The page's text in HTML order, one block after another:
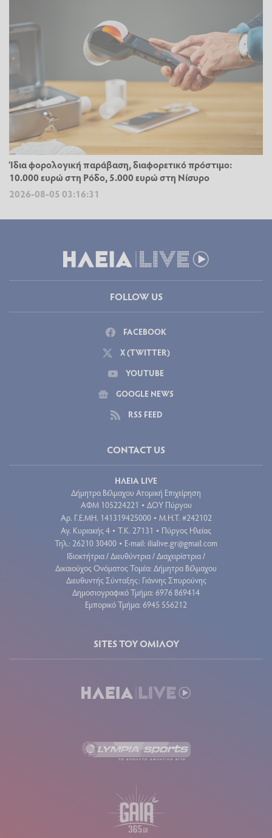
Ίδια φορολογική παράβαση, διαφορετικό πρόστιμο:
10.000 ευρώ στη Ρόδο, 5.000 ευρώ στη Νίσυρο
2026-08-05 03:16:31
FOLLOW US
FACEBOOK
X (TWITTER)
YOUTUBE
GOOGLE NEWS
RSS FEED
CONTACT US
ΗΛΕΙΑ LIVE
Δήμητρα Βέλμαχου Ατομική Επιχείρηση
ΑΦΜ 105224221 • ΔΟΥ Πύργου
Aρ. Γ.Ε.ΜΗ. 141319425000 • Μ.Η.Τ. #242102
Αγ. Κυριακής 4 • Τ.Κ. 27131 • Πύργος Ηλείας
Τηλ.: 26210 30400 • E-mail: ilialive.gr@gmail.com
Ιδιοκτήτρια / Διευθύντρια / Διαχειρίστρια /
Δικαιούχος Ονόματος Τομέα: Δήμητρα Βέλμαχου
Διευθυντής Σύνταξης: Γιάννης Σπυρούνης
Δημοσιογραφικό Τμήμα: 6976 869414
Εμπορικό Τμήμα: 6945 556212
SITES ΤΟΥ ΟΜΙΛΟΥ